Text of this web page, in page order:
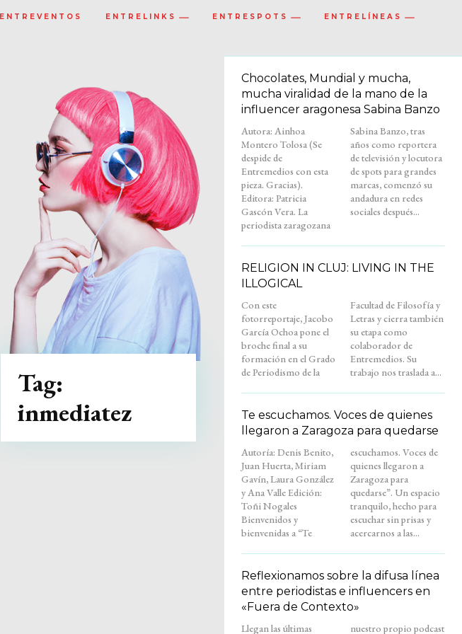
ENTREVENTOS ENTRELINKS ENTRESPOTS ENTRELÍNEAS
Tag:
inmediatez
Chocolates, Mundial y mucha,
mucha viralidad de la mano de la
influencer aragonesa Sabina Banzo
Autora: Ainhoa
Montero Tolosa (Se
despide de
Entremedios con esta
pieza. Gracias).
Editora: Patricia
Gascón Vera. La
periodista zaragozana
Sabina Banzo, tras
años como reportera
de televisión y locutora
de spots para grandes
marcas, comenzó su
andadura en redes
sociales después...
RELIGION IN CLUJ: LIVING IN THE
ILLOGICAL
Con este
fotorreportaje, Jacobo
García Ochoa pone el
broche final a su
formación en el Grado
de Periodismo de la
Facultad de Filosofía y
Letras y cierra también
su etapa como
colaborador de
Entremedios. Su
trabajo nos traslada a...
Te escuchamos. Voces de quienes
llegaron a Zaragoza para quedarse
Autoría: Denis Benito,
Juan Huerta, Miriam
Gavín, Laura González
y Ana Valle Edición:
Toñi Nogales
Bienvenidos y
bienvenidas a “Te
escuchamos. Voces de
quienes llegaron a
Zaragoza para
quedarse”. Un espacio
tranquilo, hecho para
escuchar sin prisas y
acercarnos a las...
Reflexionamos sobre la difusa línea
entre periodistas e influencers en
«Fuera de Contexto»
Llegan las últimas
nuestro propio podcast